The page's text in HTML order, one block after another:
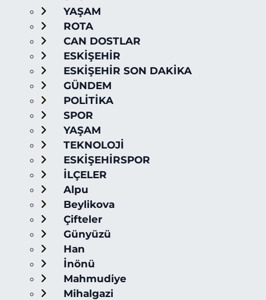
YAŞAM
ROTA
CAN DOSTLAR
ESKİŞEHİR
ESKİŞEHİR SON DAKİKA
GÜNDEM
POLİTİKA
SPOR
YAŞAM
TEKNOLOJİ
ESKİŞEHİRSPOR
İLÇELER
Alpu
Beylikova
Çifteler
Günyüzü
Han
İnönü
Mahmudiye
Mihalgazi